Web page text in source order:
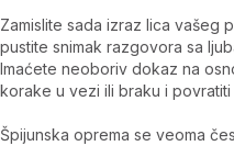
Zamislite sada izraz lica vašeg
pustite snimak razgovora sa
Imaćete neoboriv dokaz na
korake u vezi ili braku i povratiti
Špijunska oprema se veoma